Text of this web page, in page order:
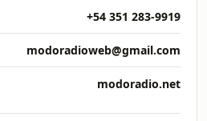
+54 351 283-9919
modoradioweb@gmail.com
modoradio.net